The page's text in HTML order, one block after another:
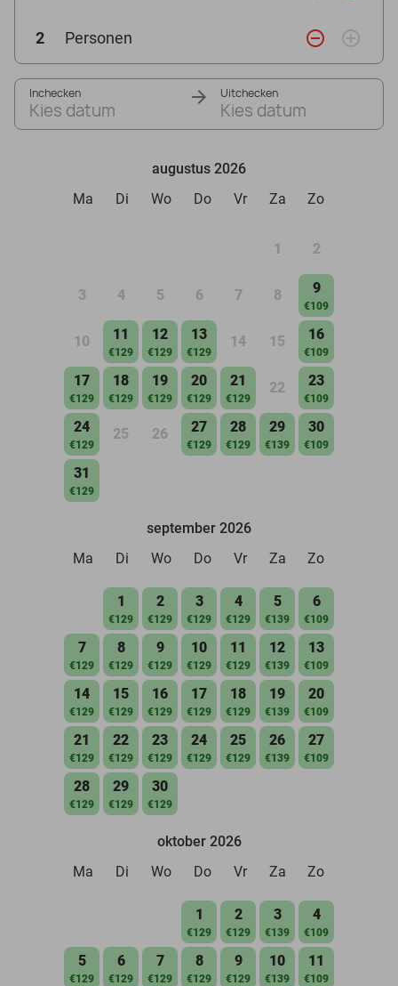
2 Personen remove_circle_outline add_circle_outline
Inchecken
Kies datum
Uitchecken
Kies datum
augustus 2026
Ma
Di Wo Do Vr Za Zo
1 2
3 4 5 6 7 8 9
€109
10 11
€129
12
€129
13
€129
14 15 16
€109
17
€129
18
€129
19
€129
20
€129
21
€129
22 23
€109
24
€129
25 26 27
€129
28
€129
29
€139
30
€109
31
€129
september 2026
Ma
Di Wo Do Vr Za Zo
1
€129
2
€129
3
€129
4
€129
5
€139
6
€109
7
€129
8
€129
9
€129
10
€129
11
€129
12
€139
13
€109
14
€129
15
€129
16
€129
17
€129
18
€129
19
€139
20
€109
21
€129
22
€129
23
€129
24
€129
25
€129
26
€139
27
€109
28
€129
29
€129
30
€129
oktober 2026
Ma
Di Wo Do Vr Za Zo
1
€129
2
€129
3
€139
4
€109
5
€129
6
€129
7
€129
8
€129
9
€129
10
€139
11
€109